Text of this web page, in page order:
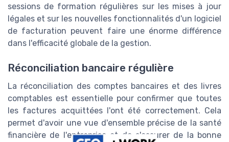
sessions de formation régulières sur les mises à jour
légales et sur les nouvelles fonctionnalités d'un logiciel
de facturation peuvent faire une énorme différence
dans l'efficacité globale de la gestion.
Réconciliation bancaire régulière
La réconciliation des comptes bancaires et des livres
comptables est essentielle pour confirmer que toutes
les factures acquittées l'ont été correctement. Cela
permet d'avoir une vue d'ensemble précise de la santé
financière de l'entreprise et de s'assurer de la bonne